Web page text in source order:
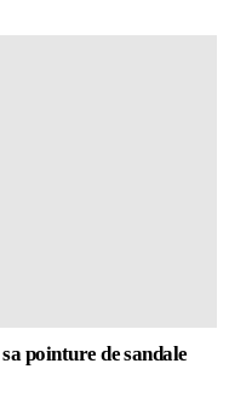
pointure de sandale